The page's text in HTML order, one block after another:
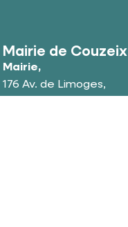
Mairie de Couzeix
Mairie,
176 Av. de Limoges,